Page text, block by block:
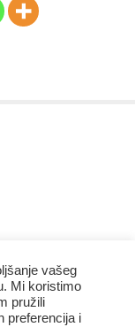
vašeg
Mi koristimo
pružili
preferencija i